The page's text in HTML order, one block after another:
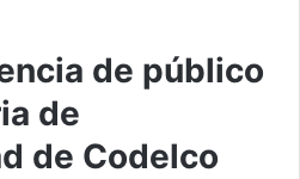
de público
de
de Codelco